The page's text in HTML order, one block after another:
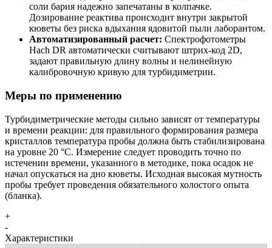
соли бария надежно запечатаны в колпачке.
Дозирование реактива происходит внутри закрытой
кюветы без риска вдыхания ядовитой пыли лаборантом.
Автоматизированный расчет: Спектрофотометры
Hach DR автоматически считывают штрих-код 2D,
задают правильную длину волны и нелинейную
калибровочную кривую для турбидиметрии.
Меры по применению
Турбидиметрические методы сильно зависят от температуры
и времени реакции: для правильного формирования размера
кристаллов температура пробы должна быть стабилизирована
на уровне 20 °C. Измерение следует проводить точно по
истечении времени, указанного в методике, пока осадок не
начал опускаться на дно кюветы. Исходная высокая мутность
пробы требует проведения обязательного холостого опыта
(бланка).
+
-
Характеристики